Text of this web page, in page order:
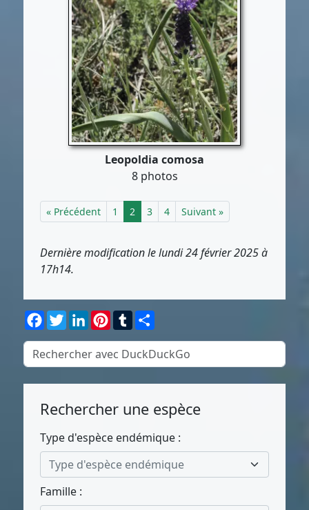
Leopoldia comosa
8 photos
« Précédent 1 2 3 4 Suivant »
Dernière modification le lundi 24 février 2025 à
17h14.
Facebook
TwitterLinkedInPinterest
Tumblr
Rechercher une espèce
Type d'espèce endémique :
Type d'espèce endémique
Famille :